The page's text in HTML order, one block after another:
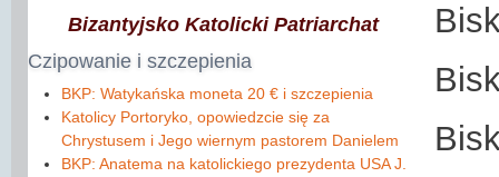
Bizantyjsko Katolicki Patriarchat
Czipowanie i szczepienia
BKP: Watykańska moneta 20 € i szczepienia
Katolicy Portoryko, opowiedzcie się za
Chrystusem i Jego wiernym pastorem Danielem
BKP: Anatema na katolickiego prezydenta USA J.